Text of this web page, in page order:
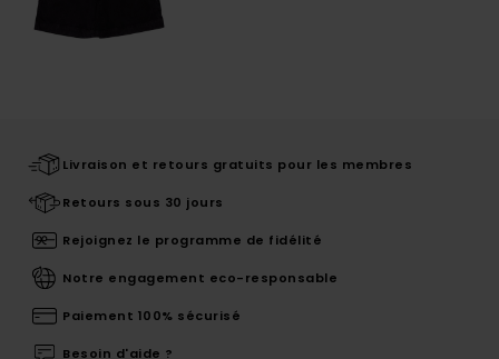
Livraison et retours gratuits pour les membres
Retours sous 30 jours
Rejoignez le programme de fidélité
Notre engagement eco-responsable
Paiement 100% sécurisé
Besoin d'aide ?